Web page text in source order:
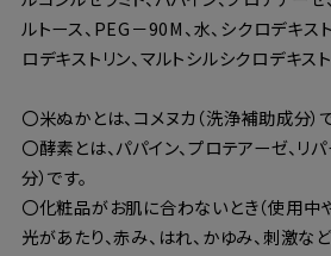
ルトース、PEG－90M、水、シクロデキス
ロデキストリン、マルトシルシクロデキス
〇米ぬかとは、コメヌカ（洗浄補助成分）
〇酵素とは、パパイン、プロテアーゼ、リ
分）です。
〇化粧品がお肌に合わないとき（使用
光があたり、赤み、はれ、かゆみ、刺激